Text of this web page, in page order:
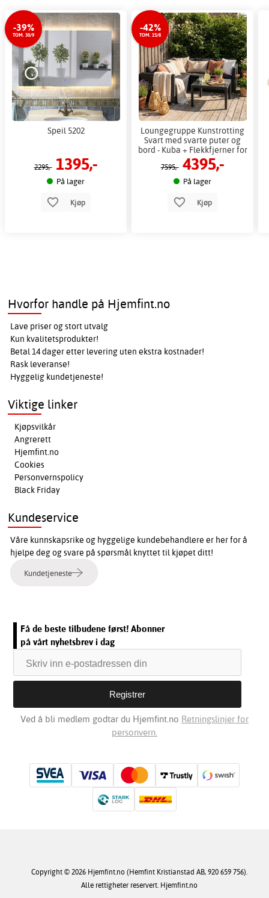
-39%
TOM. 30/9
Speil 5202
2295,- 1395,-
På lager
Kjøp
-42%
TOM. 15/8
Loungegruppe Kunstrotting
Svart med svarte puter og
bord - Kuba + Flekkfjerner for
møbler
7595,- 4395,-
På lager
Kjøp
Hvorfor handle på Hjemfint.no
Lave priser og stort utvalg
Kun kvalitetsprodukter!
Betal 14 dager etter levering uten ekstra kostnader!
Rask leveranse!
Hyggelig kundetjeneste!
Viktige linker
Kjøpsvilkår
Angrerett
Hjemfint.no
Cookies
Personvernspolicy
Black Friday
Kundeservice
Våre kunnskapsrike og hyggelige kundebehandlere er her for å
hjelpe deg og svare på spørsmål knyttet til kjøpet ditt!
Kundetjeneste
Få de beste tilbudene først! Abonner
på vårt nyhetsbrev i dag
Ved å bli medlem godtar du Hjemfint.no Retningslinjer for
personvern.
Copyright © 2026 Hjemfint.no (Hemfint Kristianstad AB, 920 659 756).
Alle rettigheter reservert. Hjemfint.no